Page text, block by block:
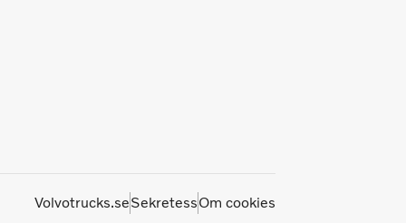
Volvotrucks.seSekretessOm cookies